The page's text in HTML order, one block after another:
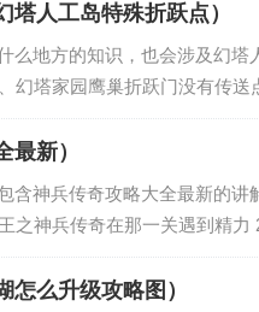
人工岛特殊折跃点）
么地方的知识，也会涉及幻塔
幻塔家园鹰巢折跃门没有传送
绍 4、幻塔人工岛探测仪找不
新）
含神兵传奇攻略大全最新的讲
之神兵传奇在那一关遇到精力
冒险王之神兵传奇在那一关
么升级攻略图）